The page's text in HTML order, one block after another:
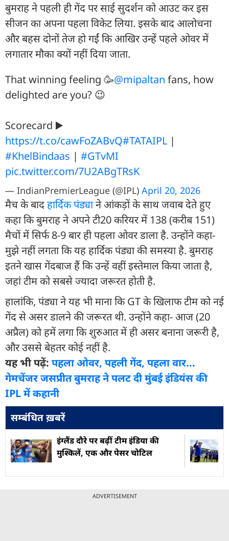
बुमराह ने पहली ही गेंद पर साई सुदर्शन को आउट कर इस
सीजन का अपना पहला विकेट लिया. इसके बाद आलोचना
और बहस दोनों तेज हो गईं कि आखिर उन्हें पहले ओवर में
लगातार मौका क्यों नहीं दिया जाता.
That winning feeling 🥳@mipaltan fans, how
delighted are you? 😉
Scorecard ▶️
https://t.co/cawFoZABvQ#TATAIPL |
#KhelBindaas | #GTvMI
pic.twitter.com/7U2ABgTRsK
— IndianPremierLeague (@IPL) April 20, 2026
मैच के बादहार्दिक पंड्याने आंकड़ों के साथ जवाब देते हुए
कहा कि बुमराह ने अपने टी20 करियर में 138 (करीब 151)
मैचों में सिर्फ 8-9 बार ही पहला ओवर डाला है. उन्होंने कहा-
मुझे नहीं लगता कि यह हार्दिक पंड्या की समस्या है. बुमराह
इतने खास गेंदबाज हैं कि उन्हें वहीं इस्तेमाल किया जाता है,
जहां टीम को सबसे ज्यादा जरूरत होती है.
हालांकि, पंड्या ने यह भी माना कि GT के खिलाफ टीम को नई
गेंद से असर डालने की जरूरत थी. उन्होंने कहा- आज (20
अप्रैल) को हमें लगा कि शुरुआत में ही असर बनाना जरूरी है,
और उससे बेहतर कोई नहीं है.
यह भी पढ़ें: पहला ओवर, पहली गेंद, पहला वार...
गेमचेंजर जसप्रीत बुमराह ने पलट दी मुंबई इंड‍ियंस की
IPL में कहानी
सम्बंधित ख़बरें
इंग्लैंड दौरे पर बढ़ीं टीम इंड‍िया की
मुश्किलें, एक और पेसर चोटिल
ADVERTISEMENT